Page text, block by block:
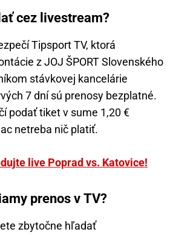
cez livestream?
Tipsport TV, ktorá
z JOJ ŠPORT Slovenského
stávkovej kancelárie
7 dní sú prenosy bezplatné.
podať tiket v sume 1,20 €
netreba nič platiť.
live Poprad vs. Katovice!
prenos v TV?
zbytočne hľadať